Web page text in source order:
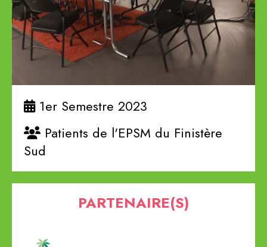
1er Semestre 2023
Patients de l'EPSM du Finistère
Sud
PARTENAIRE(S)